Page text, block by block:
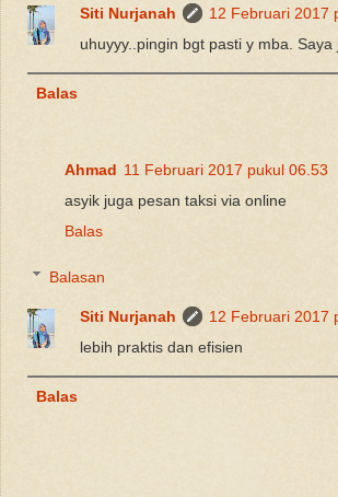
Siti Nurjanah
12 Februari 2017
uhuyyy..pingin bgt pasti y mba. Saya
Balas
Ahmad 11 Februari 2017 pukul 06.53
asyik juga pesan taksi via online
Balas
Balasan
Siti Nurjanah
12 Februari 2017
lebih praktis dan efisien
Balas